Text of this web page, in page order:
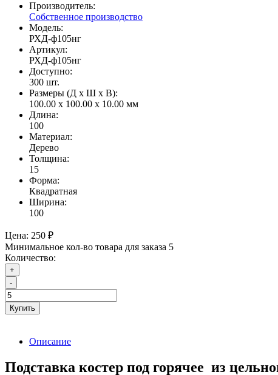
Производитель:
Собственное производство
Модель:
РХД-ф105нг
Артикул:
РХД-ф105нг
Доступно:
300 шт.
Размеры (Д x Ш x В):
100.00 x 100.00 x 10.00 мм
Длина:
100
Материал:
Дерево
Толщина:
15
Форма:
Квадратная
Ширина:
100
Цена: 250 ₽
Минимальное кол-во товара для заказа 5
Количество:
+
-
Купить
Описание
Подставка костер под горячее из